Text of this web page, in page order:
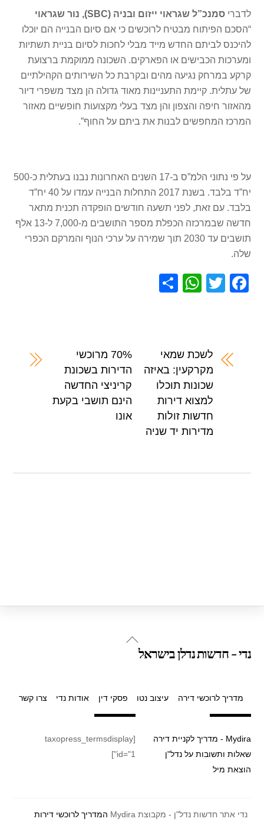
לדבריסמנכ”ל שגראוי ייזום ובניה (SBC), נור שגראוי
“הסכם הפיתוח מבטיח לרוכשים כי אם סיום הבנייה הם יוכלו
להיכנס לביתם החדש מייד מבלי לחכות לסיום בניית תשתיות
ומערכות הכבישים או הפארקים. השכונה ממוקמת ברצועת
קרקע במרחק נגיעה מהים ובקרבת כל השירותים הקהילתיים
של עתלית. קיימת התעניינות מאוד גדולה הן מצד משפרי דיור
מהאזור חיפה והצפון והן מצד בעלי מקצועות חופשיים מאזור
המרכז המחפשים לבנות את ביתם על החוף”.
על פי נתוני הלמ”ס ב-17 השנים האחרונות נבנו בעתלית כ-500
יח”ד בלבד. בשנת 2017 התחלות הבנייה עמדו על 40 יח”ד
בלבד. עם זאת, לפני תשעה חודשים הופקדה תכנית מתאר
חדשה שבמרכזה הכפלת מספר התושבים מ-7,000 ל-13 אלף
תושבים עד 2030 תוך שמירה על ערכי הנוף והמרקם הכפרי
שלה.
F
b
T
W
A
p
p
לשכת שמאי
מקרקעין: באיזה
שכונות תוכלו
למצוא דירות
חדשות זולות
מדירות יד שניה
70% מרוכשי
הדירות בשכונת
קריניצי החדשה
הינם תושבי בקעת
אונו
Back
נדי - חדשות נדלן בישראל
מדריך לרוכשי דירה עיצוב נטו פסקי דין אודות נדי צרו קשר
Mydira - מדריך לקניית דירה
שאלות ותשובות על נדל"ן
הוצאת מיל
[taxopress_termsdisplay
id="1"]
נדי אתר חדשות נדל"ן - מקבוצת Mydira המדריך לרוכשי דירות